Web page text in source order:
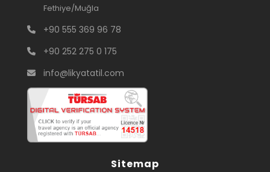
Fethiye/Muğla
+90 555 369 96 78
+90 252 275 0 175
info@likyatatil.com
Sitemap